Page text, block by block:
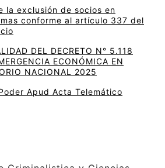
la exclusión de socios en
conforme al artículo 337 del
DEL DECRETO N° 5.118
ECONÓMICA EN
NACIONAL 2025
Apud Acta Telemático